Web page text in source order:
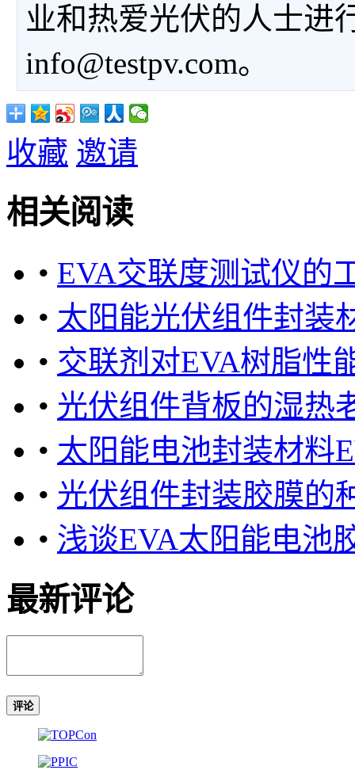
业和热爱光伏的人士进
info@testpv.com。
收藏 邀请
相关阅读
• EVA交联度测试仪的
• 太阳能光伏组件封
• 交联剂对EVA树脂性
• 光伏组件背板的湿热
• 太阳能电池封装材料
• 光伏组件封装胶膜的
• 浅谈EVA太阳能电池
最新评论
评论